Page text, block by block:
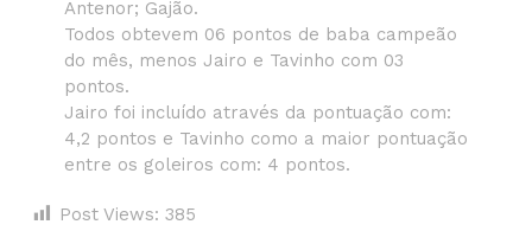
Antenor; Gajão.
Todos obtevem 06 pontos de baba campeão
do mês, menos Jairo e Tavinho com 03
pontos.
Jairo foi incluído através da pontuação com:
4,2 pontos e Tavinho como a maior pontuação
entre os goleiros com: 4 pontos.
Post Views: 385